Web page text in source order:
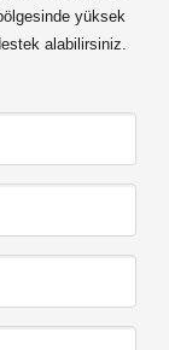
yüksek
alabilirsiniz.